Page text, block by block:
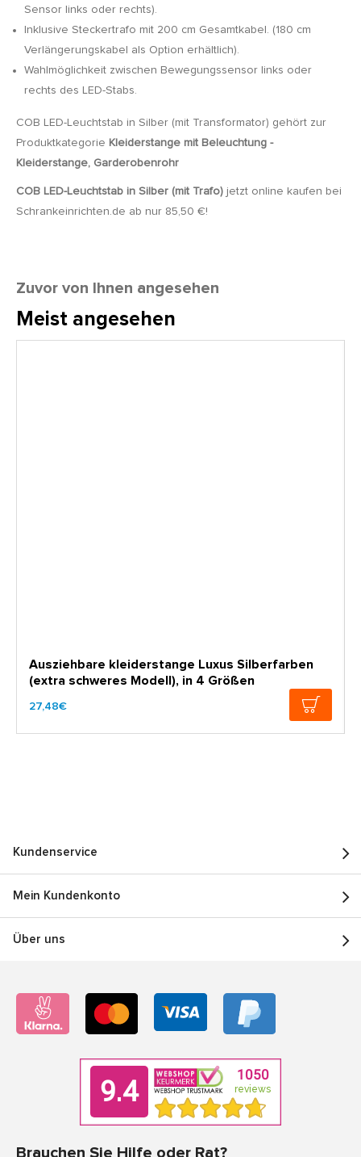
Sensor links oder rechts).
Inklusive Steckertrafo mit 200 cm Gesamtkabel. (180 cm
Verlängerungskabel als Option erhältlich).
Wahlmöglichkeit zwischen Bewegungssensor links oder
rechts des LED-Stabs.
COB LED-Leuchtstab in Silber (mit Transformator) gehört zur
Produktkategorie Kleiderstange mit Beleuchtung -
Kleiderstange, Garderobenrohr
COB LED-Leuchtstab in Silber (mit Trafo) jetzt online kaufen bei
Schrankeinrichten.de ab nur 85,50 €!
Zuvor von Ihnen angesehen
Meist angesehen
Ausziehbare kleiderstange Luxus Silberfarben
(extra schweres Modell), in 4 Größen
27,48€
Kundenservice
Mein Kundenkonto
Über uns
Brauchen Sie Hilfe oder Rat?